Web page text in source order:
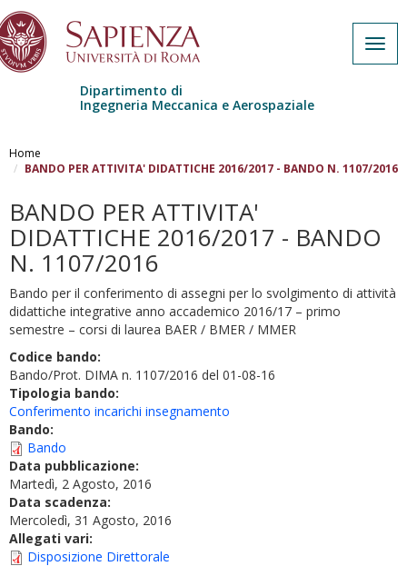
Dipartimento di
Ingegneria Meccanica e Aerospaziale
Home
BANDO PER ATTIVITA' DIDATTICHE 2016/2017 - BANDO N. 1107/2016
BANDO PER ATTIVITA'
DIDATTICHE 2016/2017 - BANDO
N. 1107/2016
Bando per il conferimento di assegni per lo svolgimento di attività
didattiche integrative anno accademico 2016/17 – primo
semestre – corsi di laurea BAER / BMER / MMER
Codice bando:
Bando/Prot. DIMA n. 1107/2016 del 01-08-16
Tipologia bando:
Conferimento incarichi insegnamento
Bando:
Bando
Data pubblicazione:
Martedì, 2 Agosto, 2016
Data scadenza:
Mercoledì, 31 Agosto, 2016
Allegati vari:
Disposizione Direttorale